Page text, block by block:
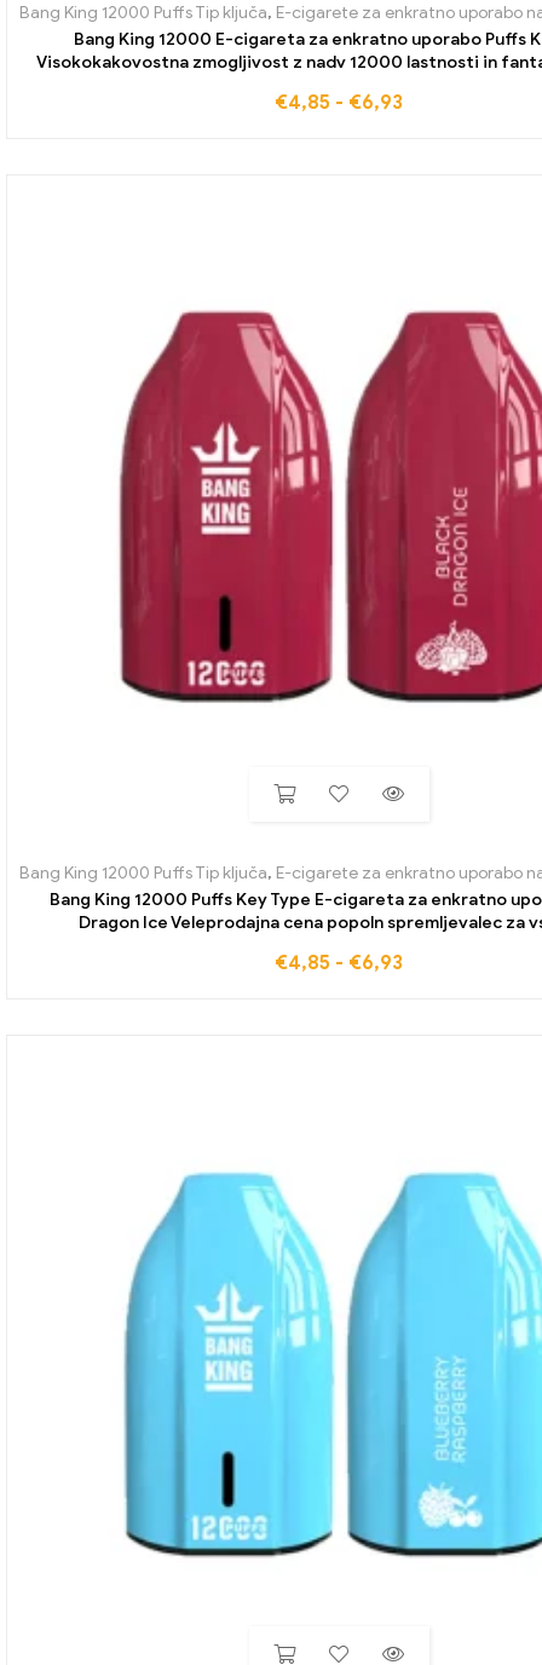
Bang King 12000 Puffs Tip ključa, E-cigarete za enkratno uporabo
Bang King 12000 E-cigareta za enkratno uporabo Puffs
Visokokakovostna zmogljivost z nadv 12000 lastnosti in
€4,85 - €6,93
Bang King 12000 Puffs Tip ključa, E-cigarete za enkratno uporabo
Bang King 12000 Puffs Key Type E-cigareta za enkratno
Dragon Ice Veleprodajna cena popoln spremljevalec za
€4,85 - €6,93